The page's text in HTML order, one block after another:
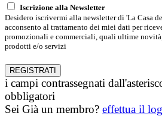
Iscrizione alla Newsletter
Desidero iscrivermi alla newsletter di 'La Casa
acconsento al trattamento dei miei dati per
promozionali e commerciali, quali ultime
prodotti e/o servizi
i campi contrassegnati
obbligatori
Sei Già un membro? effettua il